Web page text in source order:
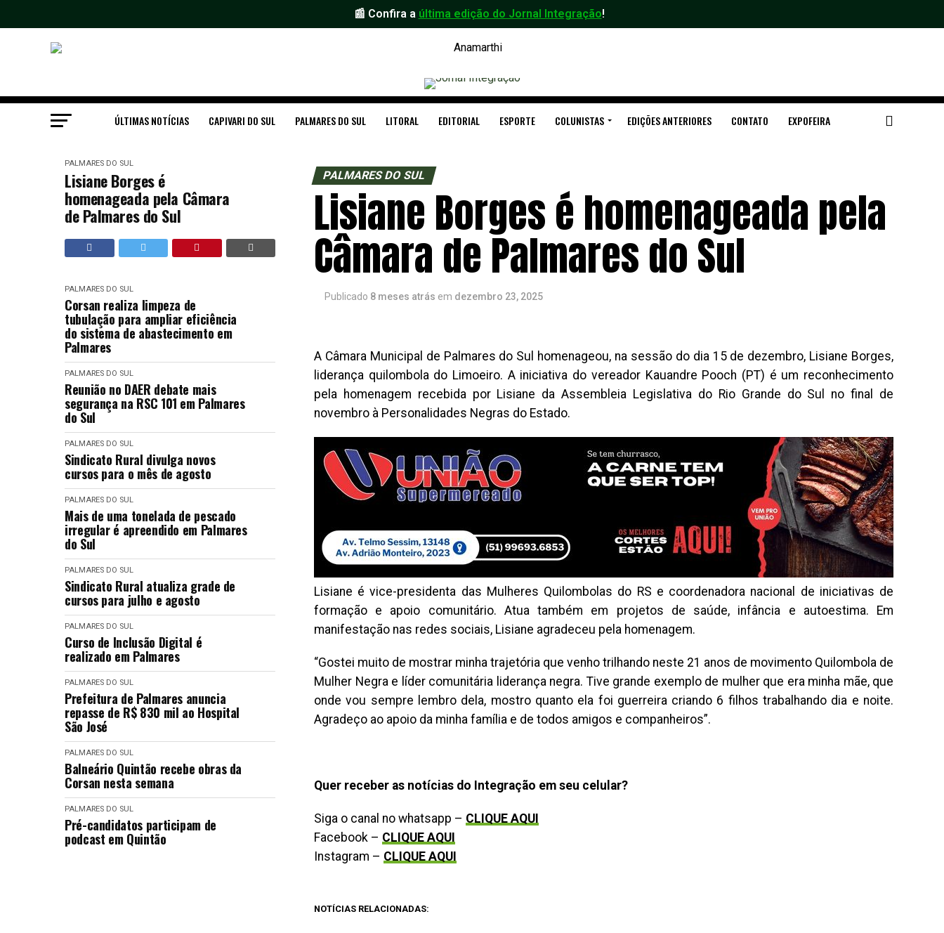
📰 Confira a última edição do Jornal Integração!
ÚLTIMAS NOTÍCIAS CAPIVARI DO SUL PALMARES DO SUL LITORAL EDITORIAL ESPORTE COLUNISTAS EDIÇÕES ANTERIORES CONTATO EXPOFEIRA
PALMARES DO SUL
Lisiane Borges é
homenageada pela Câmara
de Palmares do Sul
PALMARES DO SUL
Corsan realiza limpeza de
tubulação para ampliar eficiência
do sistema de abastecimento em
Palmares
PALMARES DO SUL
Reunião no DAER debate mais
segurança na RSC 101 em Palmares
do Sul
PALMARES DO SUL
Sindicato Rural divulga novos
cursos para o mês de agosto
PALMARES DO SUL
Mais de uma tonelada de pescado
irregular é apreendido em Palmares
do Sul
PALMARES DO SUL
Sindicato Rural atualiza grade de
cursos para julho e agosto
PALMARES DO SUL
Curso de Inclusão Digital é
realizado em Palmares
PALMARES DO SUL
Prefeitura de Palmares anuncia
repasse de R$ 830 mil ao Hospital
São José
PALMARES DO SUL
Balneário Quintão recebe obras da
Corsan nesta semana
PALMARES DO SUL
Pré-candidatos participam de
podcast em Quintão
PALMARES DO SUL
Lisiane Borges é homenageada pela
Câmara de Palmares do Sul
Publicado 8 meses atrás em dezembro 23, 2025
A Câmara Municipal de Palmares do Sul homenageou, na sessão do dia 15 de dezembro, Lisiane Borges,
liderança quilombola do Limoeiro. A iniciativa do vereador Kauandre Pooch (PT) é um reconhecimento
pela homenagem recebida por Lisiane da Assembleia Legislativa do Rio Grande do Sul no final de
novembro à Personalidades Negras do Estado.
Lisiane é vice-presidenta das Mulheres Quilombolas do RS e coordenadora nacional de iniciativas de
formação e apoio comunitário. Atua também em projetos de saúde, infância e autoestima. Em
manifestação nas redes sociais, Lisiane agradeceu pela homenagem.
“Gostei muito de mostrar minha trajetória que venho trilhando neste 21 anos de movimento Quilombola de
Mulher Negra e líder comunitária liderança negra. Tive grande exemplo de mulher que era minha mãe, que
onde vou sempre lembro dela, mostro quanto ela foi guerreira criando 6 filhos trabalhando dia e noite.
Agradeço ao apoio da minha família e de todos amigos e companheiros”.
Quer receber as notícias do Integração em seu celular?
Siga o canal no whatsapp – CLIQUE AQUI
Facebook – CLIQUE AQUI
Instagram – CLIQUE AQUI
NOTÍCIAS RELACIONADAS: